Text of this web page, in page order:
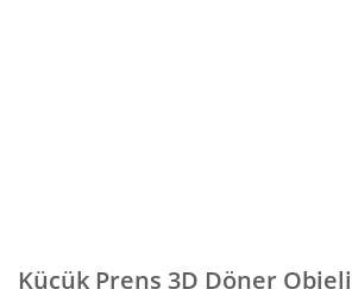
Küçük Prens 3D Döner